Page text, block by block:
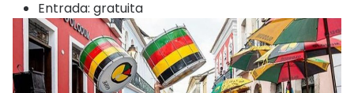
Entrada: gratuita